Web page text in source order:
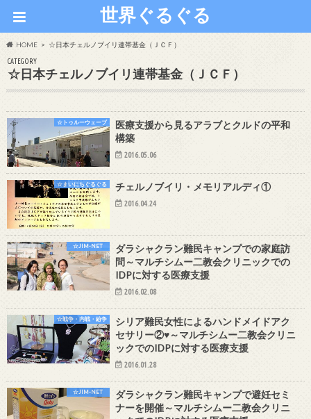
世界ぐるぐる
HOME ☆日本チェルノブイリ連帯基金（ＪＣＦ）
CATEGORY
☆日本チェルノブイリ連帯基金（ＪＣＦ）
☆トゥルーウェーブ
医療支援から見るアラブとクルドの平和
構築
2016.05.06
☆まいにちぐるぐる チェルノブイリ・メモリアルディ①
2016.04.24
☆JIM-NET
ダラシャクラン難民キャンプでの家庭訪
問～マルチシムー二教会クリニックでの
IDPに対する医療支援
2016.02.08
☆戦争・内戦・紛争
シリア難民女性によるハンドメイドアク
セサリー②♥～マルチシムー二教会クリニ
ックでのIDPに対する医療支援
2016.01.28
☆JIM-NET
ダラシャクラン難民キャンプで避妊セミ
ナーを開催～マルチシムー二教会クリニ